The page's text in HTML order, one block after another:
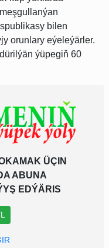
bilen
orunlary eýeleýärler.
ýüpegiň 60
ÜÇIN
ABUNA
EDÝÄRIS